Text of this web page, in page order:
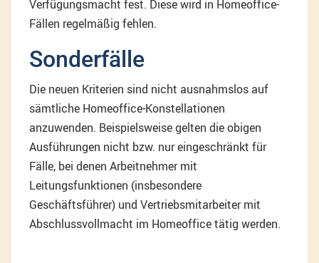
Verfügungsmacht fest. Diese wird in Homeoffice-
Fällen regelmäßig fehlen.
Sonderfälle
Die neuen Kriterien sind nicht ausnahmslos auf
sämtliche Homeoffice-Konstellationen
anzuwenden. Beispielsweise gelten die obigen
Ausführungen nicht bzw. nur eingeschränkt für
Fälle, bei denen Arbeitnehmer mit
Leitungsfunktionen (insbesondere
Geschäftsführer) und Vertriebsmitarbeiter mit
Abschlussvollmacht im Homeoffice tätig werden.